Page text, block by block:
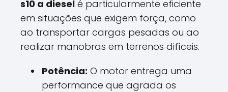
s10 a diesel é particularmente eficiente
em situações que exigem força, como
ao transportar cargas pesadas ou ao
realizar manobras em terrenos difíceis.
Potência: O motor entrega uma
performance que agrada os